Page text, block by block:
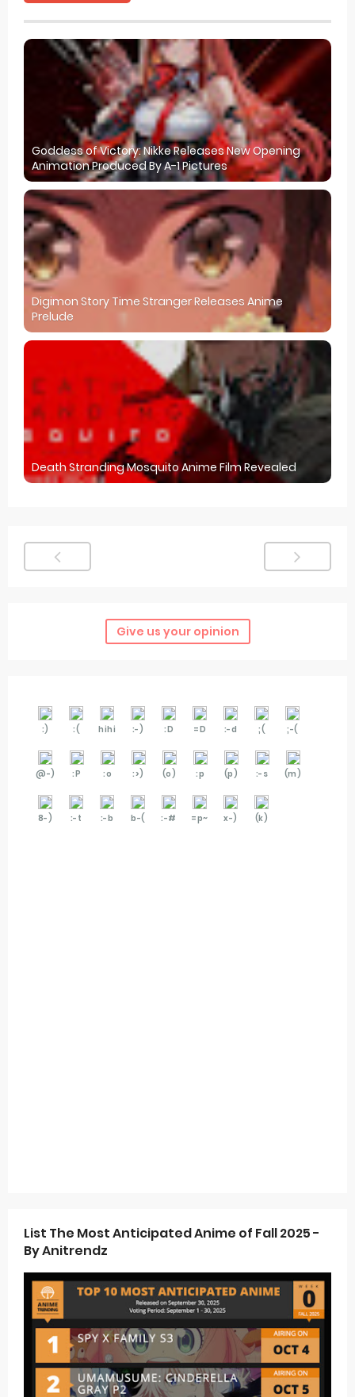
Goddess of Victory: Nikke Releases New Opening
Animation Produced By A-1 Pictures
Digimon Story Time Stranger Releases Anime
Prelude
Death Stranding Mosquito Anime Film Revealed
Give us your opinion
:) :( hihi :-) :D =D :-d ;( ;-(
@-) :P :o :>) (o) :p (p) :-s (m)
8-) :-t :-b b-( :-# =p~ x-) (k)
List The Most Anticipated Anime of Fall 2025 -
By Anitrendz